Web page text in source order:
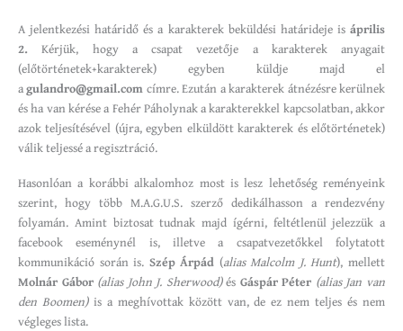
A jelentkezési határidő és a karakterek beküldési határideje is április
2. Kérjük, hogy a csapat vezetője a karakterek anyagait
(előtörténetek+karakterek) egyben küldje majd el
agulandro@gmail.com címre. Ezután a karakterek átnézésre kerülnek
és ha van kérése a Fehér Páholynak a karakterekkel kapcsolatban, akkor
azok teljesítésével (újra, egyben elküldött karakterek és előtörténetek)
válik teljessé a regisztráció.
Hasonlóan a korábbi alkalomhoz most is lesz lehetőség reményeink
szerint, hogy több M.A.G.U.S. szerző dedikálhasson a rendezvény
folyamán. Amint biztosat tudnak majd ígérni, feltétlenül jelezzük a
facebook eseménynél is, illetve a csapatvezetőkkel folytatott
kommunikáció során is. Szép Árpád (alias Malcolm J. Hunt), mellett
Molnár Gábor (alias John J. Sherwood)és Gáspár Péter (alias Jan van
den Boomen) is a meghívottak között van, de ez nem teljes és nem
végleges lista.